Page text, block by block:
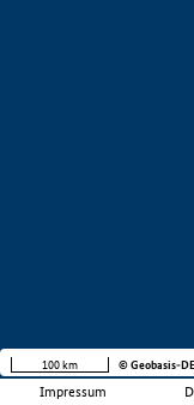
Impressum
100 km © Geobasis-